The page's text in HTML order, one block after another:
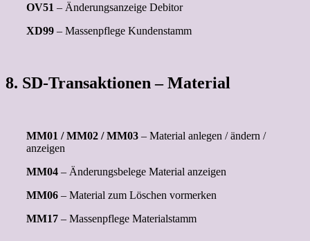
OV51 – Änderungsanzeige Debitor
XD99 – Massenpflege Kundenstamm
8. SD-Transaktionen – Material
MM01 / MM02 / MM03 – Material anlegen / ändern /
anzeigen
MM04 – Änderungsbelege Material anzeigen
MM06 – Material zum Löschen vormerken
MM17 – Massenpflege Materialstamm